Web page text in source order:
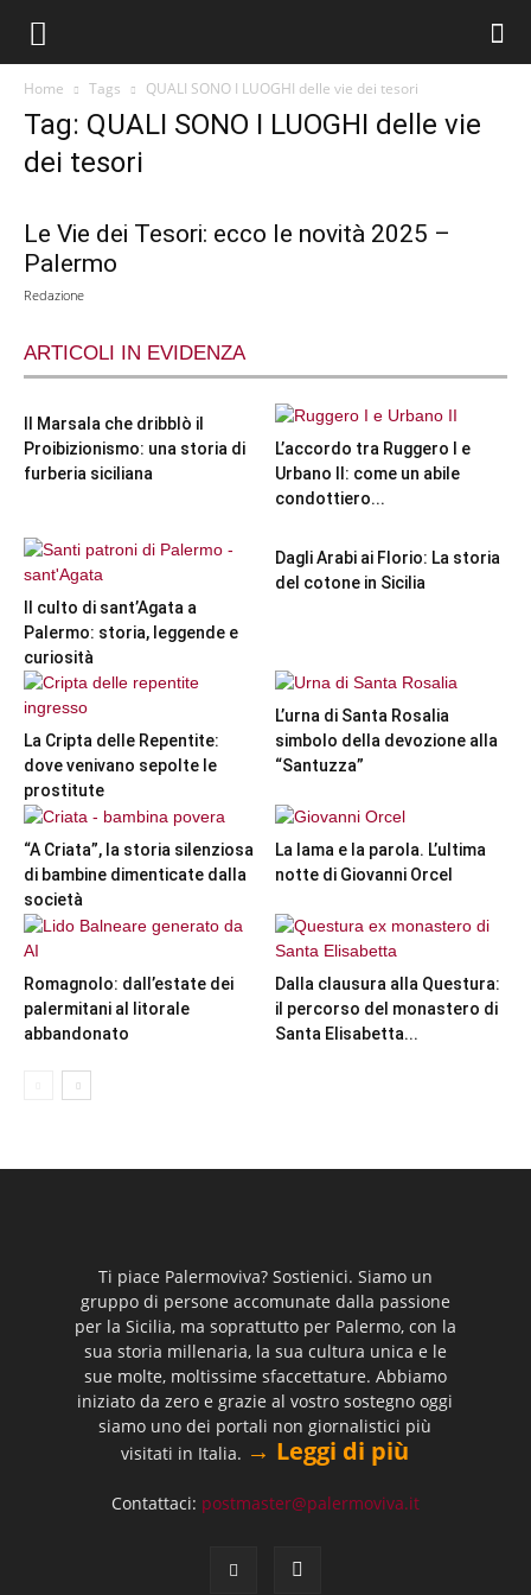
Home Tags QUALI SONO I LUOGHI delle vie dei tesori
Tag: QUALI SONO I LUOGHI delle vie
dei tesori
Le Vie dei Tesori: ecco le novità 2025 –
Palermo
Redazione
ARTICOLI IN EVIDENZA
Il Marsala che dribblò il
Proibizionismo: una storia di
furberia siciliana
L’accordo tra Ruggero I e
Urbano II: come un abile
condottiero...
Il culto di sant’Agata a
Palermo: storia, leggende e
curiosità
Dagli Arabi ai Florio: La storia
del cotone in Sicilia
La Cripta delle Repentite:
dove venivano sepolte le
prostitute
L’urna di Santa Rosalia
simbolo della devozione alla
“Santuzza”
“A Criata”, la storia silenziosa
di bambine dimenticate dalla
società
La lama e la parola. L’ultima
notte di Giovanni Orcel
Romagnolo: dall’estate dei
palermitani al litorale
abbandonato
Dalla clausura alla Questura:
il percorso del monastero di
Santa Elisabetta...
Ti piace Palermoviva? Sostienici. Siamo un
gruppo di persone accomunate dalla passione
per la Sicilia, ma soprattutto per Palermo, con la
sua storia millenaria, la sua cultura unica e le
sue molte, moltissime sfaccettature. Abbiamo
iniziato da zero e grazie al vostro sostegno oggi
siamo uno dei portali non giornalistici più
visitati in Italia. → Leggi di più
Contattaci: postmaster@palermoviva.it